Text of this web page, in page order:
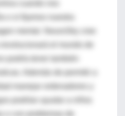
mental. NeuroSky cree
el mundo de
podría tener también
Además de permitir a
podrían ayudar a niños